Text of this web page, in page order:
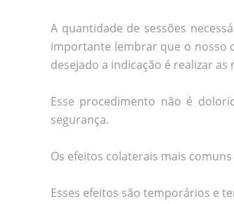
A quantidade de sessões
importante lembrar que o nosso
desejado a indicação é realizar
Esse procedimento não é
segurança.
Os efeitos colaterais mais
Esses efeitos são temporários e